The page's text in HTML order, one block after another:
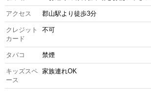
アクセス 郡山駅より徒歩3分
クレジット
カード
不可
タバコ 禁煙
キッズスペ
ース
家族連れOK